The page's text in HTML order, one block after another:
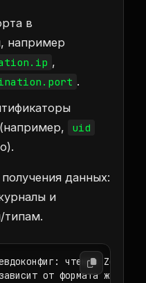
в
например
,
.
uid
данных:
и
типам.
чтение Zeek
от формата